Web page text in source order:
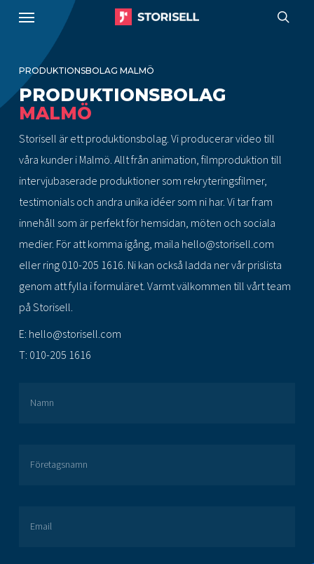
content
Menu
PRODUKTIONSBOLAG MALMÖ
PRODUKTIONSBOLAG
MALMÖ
Storisell är ett produktionsbolag. Vi producerar video till
våra kunder i Malmö. Allt från animation, filmproduktion till
intervjubaserade produktioner som rekryteringsfilmer,
testimonials och andra unika idéer som ni har. Vi tar fram
innehåll som är perfekt för hemsidan, möten och sociala
medier. För att komma igång, maila hello@storisell.com
eller ring 010-205 1616. Ni kan också ladda ner vår prislista
genom att fylla i formuläret. Varmt välkommen till vårt team
på Storisell.
E: hello@storisell.com
T: 010-205 1616